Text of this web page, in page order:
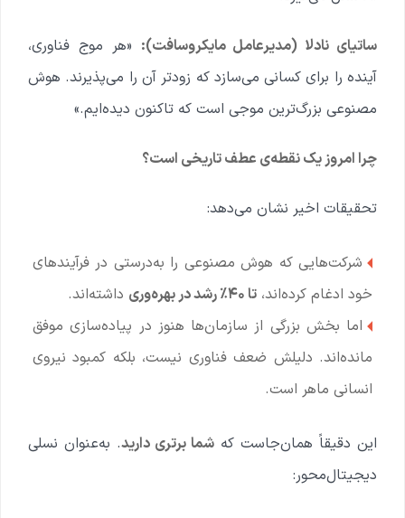
ساتیای نادلا (مدیرعامل مایکروسافت): «هر موج فناوری،
آینده را برای کسانی می‌سازد که زودتر آن را می‌پذیرند. هوش
مصنوعی بزرگ‌ترین موجی است که تاکنون دیده‌ایم.»
چرا امروز یک نقطه‌ی عطف تاریخی است؟
تحقیقات اخیر نشان می‌دهد:
شرکت‌هایی که هوش مصنوعی را به‌درستی در فرآیندهای
خود ادغام کرده‌اند، تا ۴۰٪ رشد در بهره‌وری
داشته‌اند.
اما بخش بزرگی از سازمان‌ها هنوز در پیاده‌سازی موفق
مانده‌اند. دلیلش ضعف فناوری نیست، بلکه کمبود نیروی
انسانی ماهر است.
این دقیقاً همان‌جاست که شما برتری دارید. به‌عنوان نسلی
دیجیتال‌محور: